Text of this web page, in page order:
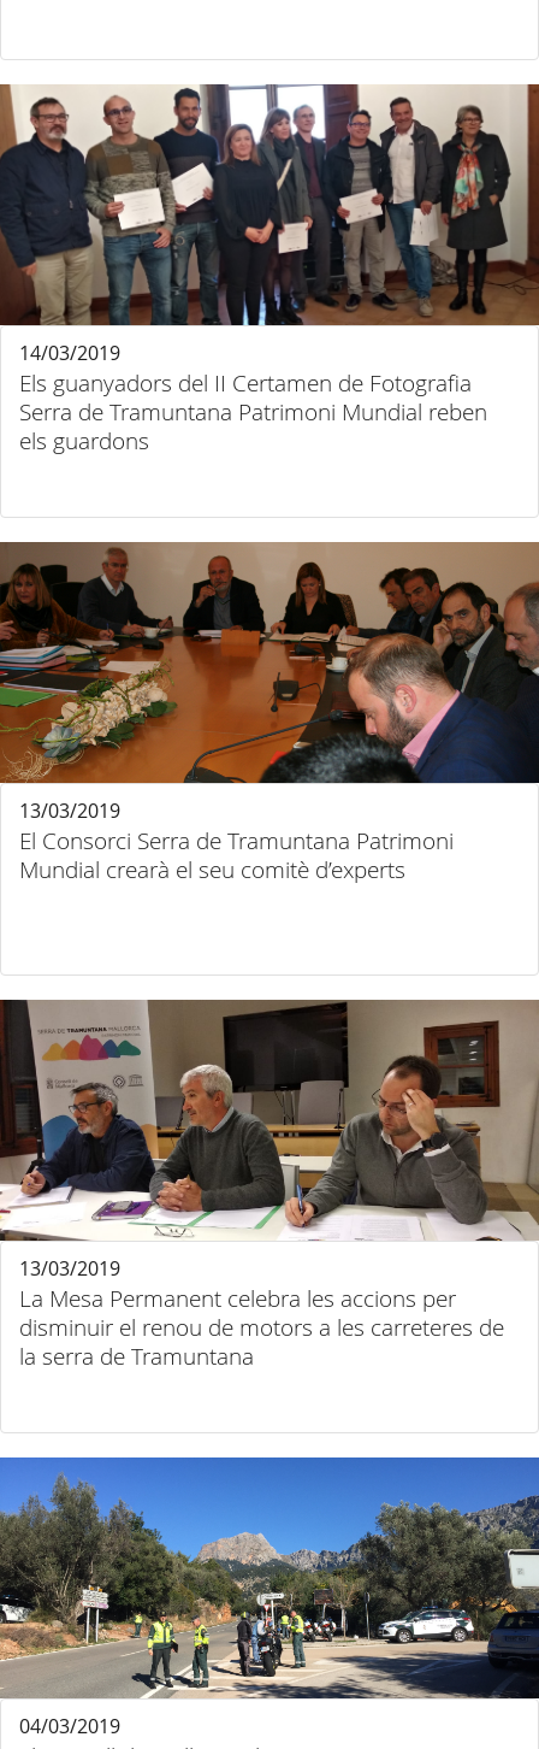
Els guanyadors del II Certamen de Fotografia
Serra de Tramuntana Patrimoni Mundial reben
els guardons
14/03/2019
El Consorci Serra de Tramuntana Patrimoni
Mundial crearà el seu comitè d’experts
13/03/2019
La Mesa Permanent celebra les accions per
disminuir el renou de motors a les carreteres de
la serra de Tramuntana
13/03/2019
04/03/2019